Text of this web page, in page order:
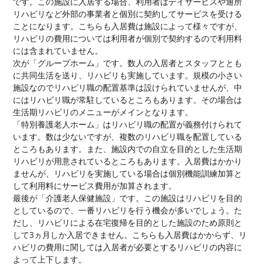
リハビリなど外部の事業者と個別に契約してサービスを受ける
ことになります。こちらも入居費は施設によって様々ですが、
リハビリの費用については利用者が個別で契約するので利用料
には含まれていません。
次が「グループホーム」です。数人の入居者とスタッフととも
に共同生活を送り、リハビリも実施しています。規模の小さい
施設なのでリハビリ職の配置基準は設けられていませんが、中
にはリハビリ職が常駐しているところもあります。その場合は
生活期リハビリのメニューがメインとなります。
「特別養護老人ホーム」はリハビリ職の配置が義務付けられて
います。数は少ないですが、複数のリハビリ職を配置している
ところもあります。また、施設内での自立を目的とした生活期
リハビリが用意されているところもあります。入居費はかかり
ませんが、リハビリを実施している場合は個別機能訓練加算と
して利用料にサービス費用が加算されます。
最後が「介護老人保健施設」です。この施設はリハビリを目的
としているので、一番リハビリを行う機会が多いでしょう。た
だし、リハビリによる在宅復帰を目的とした施設のため原則と
して3ヵ月しか入居できません。こちらも入居費はかからず、リ
ハビリの費用に関しては入居者が必要とするリハビリの内容に
よって上下します。